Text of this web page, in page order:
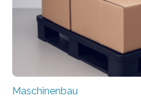
Auftrag kann das Umrüsten…
Maschinenbau